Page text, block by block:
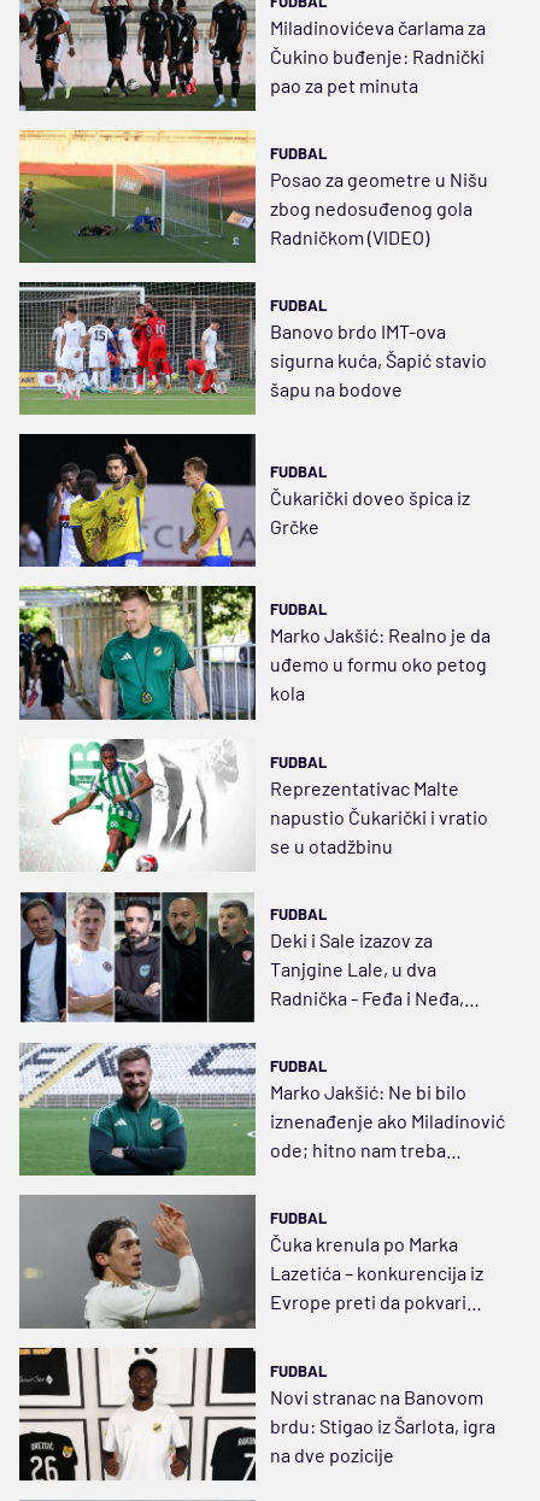
Miladinovićeva čarlama za
Čukino buđenje: Radnički
pao za pet minuta
FUDBAL
Posao za geometre u Nišu
zbog nedosuđenog gola
Radničkom (VIDEO)
FUDBAL
Banovo brdo IMT-ova
sigurna kuća, Šapić stavio
šapu na bodove
FUDBAL
Čukarički doveo špica iz
Grčke
FUDBAL
Marko Jakšić: Realno je da
uđemo u formu oko petog
kola
FUDBAL
Reprezentativac Malte
napustio Čukarički i vratio
se u otadžbinu
FUDBAL
Deki i Sale izazov za
Tanjgine Lale, u dva
Radnička - Feđa i Neđa,
mlade
FUDBAL
Marko Jakšić: Ne bi bilo
iznenađenje ako Miladinović
ode; hitno nam treba
FUDBAL
Čuka krenula po Marka
Lazetića – konkurencija iz
Evrope preti da pokvari
FUDBAL
Novi stranac na Banovom
brdu: Stigao iz Šarlota, igra
na dve pozicije